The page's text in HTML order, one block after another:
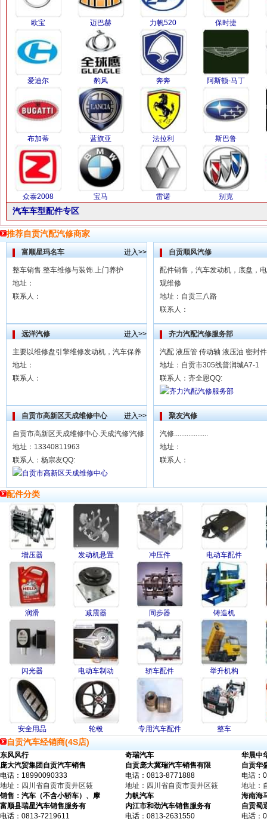
欧宝 迈巴赫 力帆520 保时捷
爱迪尔 豹风 奔奔 阿斯顿-马丁
布加蒂 蓝旗亚 法拉利 斯巴鲁
众泰2008 宝马 雷诺 别克
汽车车型配件专区
推荐自贡汽配汽修商家
富顺星玛名车 进入>>
整车销售.整车维修与装饰.上门养护
地址：
联系人：
自贡顺风汽修
配件销售，汽车发动机，底盘，
观维修
地址：自贡三八路
联系人：
远洋汽修 进入>>
主要以维修盘引擎维修发动机，汽车保养
地址：
联系人：
齐力汽配汽修服务部
汽配 液压管 传动轴 液压油 密封
地址：自贡市305线普润城A7-1
联系人：齐全恩QQ:
自贡市高新区天成维修中心 进入>>
自贡市高新区天成维修中心.天成汽修'汽修
地址：13340811963
联系人：杨宗友QQ:
聚友汽修
汽修...................
地址：
联系人：
配件分类
增压器 发动机悬置 冲压件 电动车配件
润滑 减震器 同步器 铸造机
闪光器 电动车制动 轿车配件 举升机构
安全用品 轮毂 专用汽车配件 整车
自贡汽车经销商(4S店)
东风风行
庞大汽贸集团自贡汽车销售
电话：18990090333
地址：四川省自贡市贡井区筱
奇瑞汽车
自贡庞大冀瑞汽车销售有限
电话：0813-8771888
地址：四川省自贡市贡井区筱
华晨中
自贡华
电话：
地址：
销售：汽车（不含小轿车）、摩
富顺县瑞星汽车销售服务有
电话：0813-7219611
力帆汽车
内江市和劲汽车销售服务有
电话：0813-2631550
海南海
自贡蜀
电话：